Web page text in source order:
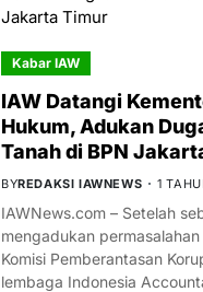
Kabar IAW
IAW Datangi
Hukum, Adukan
Tanah di BPN
BYREDAKSI IAWNEWS 1
IAWNews.com – Setelah
mengadukan
Komisi Pemberantasan
lembaga Indonesia